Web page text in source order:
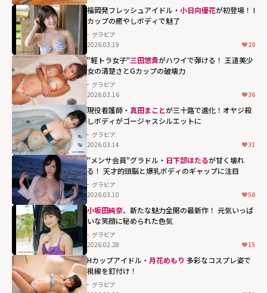
福岡発フレッシュアイドル・ 小日向優花が初登場！ I
カップの癒やしボディで魅了
グラビア
2026.03.19
20
三田悠貴がハワ
イで弾ける！ 王
道美少女の清楚
さとGカップの破
壊力"
width="304"
height="203"
loading="lazy"
fetchpriority="h
igh">
"軽トラ女子"三田悠貴がハワイで弾ける！ 王道美少
女の清楚さとGカップの破壊力
グラビア
2026.03.16
36
現役看護師・ 真田まことが三十路で進化！オヤジ殺
しボディがゴージャスシルエットに
グラビア
2026.03.14
31
日下部ほたるが
甘く壊れる！ 天
才的頭脳と爆乳
ボディのギャッ
プに注目"
width="304"
"メンサ会員"グラドル・ 日下部ほたるが甘く壊れ
る！ 天才的頭脳と爆乳ボディのギャップに注目
グラビア
2026.03.10
50
小坂田純奈、新たな魅力全開の最新作！ 元気いっぱ
いな笑顔に秘められた色気
グラビア
2026.02.28
15
Hカップアイドル・ 月花めもり 多彩なコスプレ姿で
視線を釘付け！
グラビア